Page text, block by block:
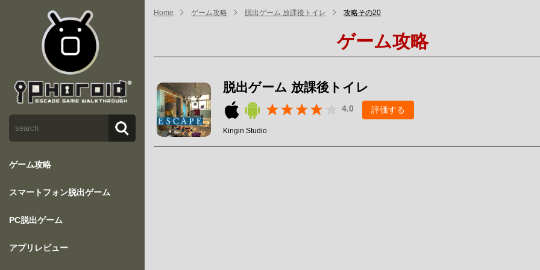
ゲーム攻略
スマートフォン脱出ゲーム
PC脱出ゲーム
アプリレビュー
Home ゲーム攻略 脱出ゲーム 放課後トイレ 攻略その20
ゲーム攻略
脱出ゲーム 放課後トイレ
4.0 評価する
Kingin Studio